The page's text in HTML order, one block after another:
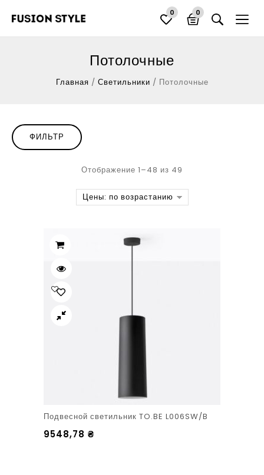
0 0
Потолочные
Главная / Светильники / Потолочные
Отображение 1–48 из 49
Цены: по возрастанию
Подвесной светильник TO.BE L006SW/B
9548,78 ₴
ФИЛЬТР